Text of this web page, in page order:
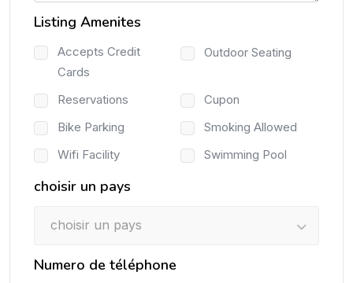
Listing Amenites
Accepts Credit
Cards
Outdoor Seating
Reservations
Cupon
Bike Parking
Smoking Allowed
Wifi Facility
Swimming Pool
choisir un pays
choisir un pays
Numero de téléphone